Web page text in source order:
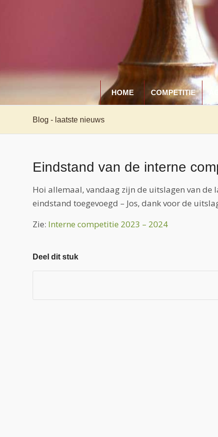
HOME COMPETITIE
Blog - laatste nieuws
Eindstand van de interne
Hoi allemaal, vandaag zijn de uitslagen van de
eindstand toegevoegd – Jos, dank voor de
Zie: Interne competitie 2023 – 2024
Deel dit stuk